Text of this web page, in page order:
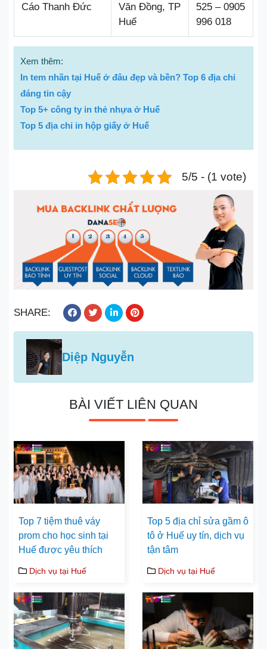
Cáo Thanh Đức
Văn Đồng, TP
Huế
525 – 0905
996 018
Xem thêm:
In tem nhãn tại Huế ở đâu đẹp và bền? Top 6 địa chỉ
đáng tin cậy
Top 5+ công ty in thẻ nhựa ở Huế
Top 5 địa chỉ in hộp giấy ở Huế
5/5 - (1 vote)
SHARE:
Diệp Nguyễn
BÀI VIẾT LIÊN QUAN
Top 7 tiệm thuê váy
prom cho học sinh tại
Huế được yêu thích
Dịch vụ tại Huế
Top 5 địa chỉ sửa gầm ô
tô ở Huế uy tín, dịch vụ
tận tâm
Dịch vụ tại Huế